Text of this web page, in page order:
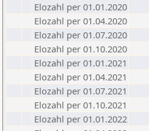
Elozahl per 01.01.2020
Elozahl per 01.04.2020
Elozahl per 01.07.2020
Elozahl per 01.10.2020
Elozahl per 01.01.2021
Elozahl per 01.04.2021
Elozahl per 01.07.2021
Elozahl per 01.10.2021
Elozahl per 01.01.2022